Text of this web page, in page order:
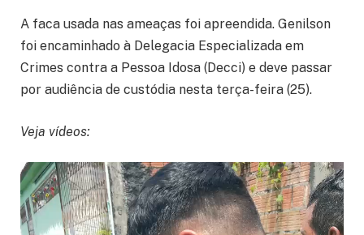
A faca usada nas ameaças foi apreendida. Genilson
foi encaminhado à Delegacia Especializada em
Crimes contra a Pessoa Idosa (Decci) e deve passar
por audiência de custódia nesta terça-feira (25).
Veja vídeos: